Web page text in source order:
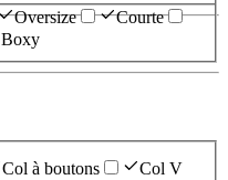
Oversize
Courte
Boxy
Col à boutons
Col V